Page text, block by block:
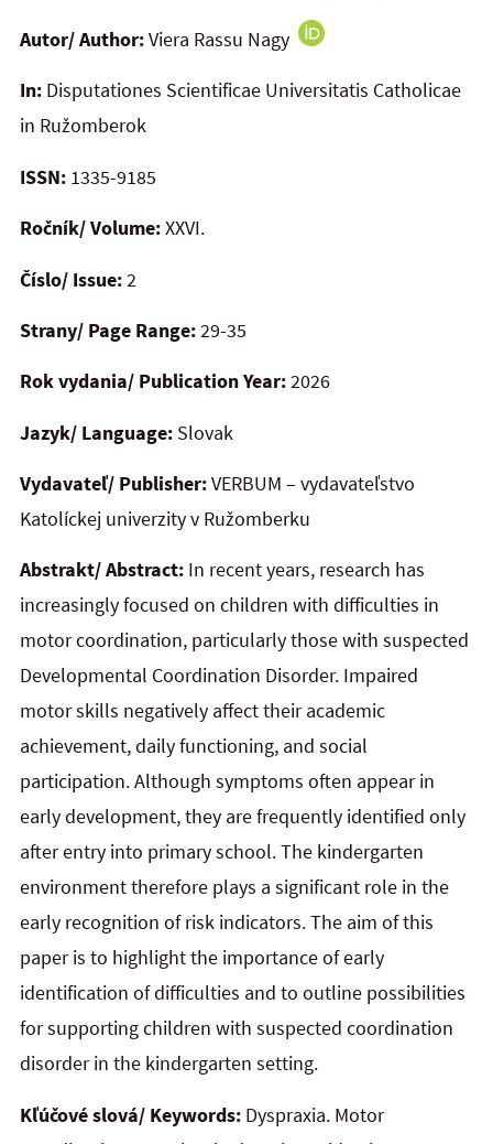
Autor/ Author:Viera Rassu Nagy
In: Disputationes Scientificae Universitatis Catholicae
in Ružomberok
ISSN: 1335-9185
Ročník/ Volume:XXVI.
Číslo/ Issue:2
Strany/ Page Range:29-35
Rok vydania/ Publication Year:2026
Jazyk/ Language: Slovak
Vydavateľ/ Publisher:VERBUM – vydavateľstvo
Katolíckej univerzity v Ružomberku
Abstrakt/ Abstract: In recent years, research has
increasingly focused on children with difficulties in
motor coordination, particularly those with suspected
Developmental Coordination Disorder. Impaired
motor skills negatively affect their academic
achievement, daily functioning, and social
participation. Although symptoms often appear in
early development, they are frequently identified only
after entry into primary school. The kindergarten
environment therefore plays a significant role in the
early recognition of risk indicators. The aim of this
paper is to highlight the importance of early
identification of difficulties and to outline possibilities
for supporting children with suspected coordination
disorder in the kindergarten setting.
Kľúčové slová/ Keywords: Dyspraxia. Motor